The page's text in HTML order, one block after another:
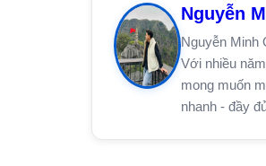
Nguyễn
Nguyễn Minh
Với nhiều
mong muốn
nhanh - đầy